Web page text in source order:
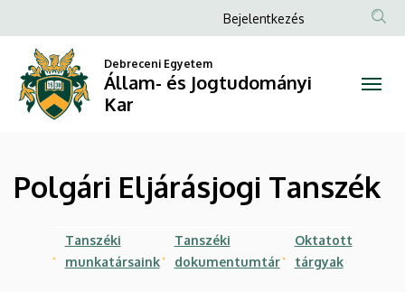
Eljárásjogi
Tanszék
Állam-
és
Jogtudományi
a
tartalomra
Anonim
fiók
menüje
Bejelentkezés
Debreceni Egyetem
Állam- és Jogtudományi
Kar
Polgári Eljárásjogi Tanszék
Tanszéki
munkatársaink
Tanszéki
dokumentumtár
Oktatott
tárgyak